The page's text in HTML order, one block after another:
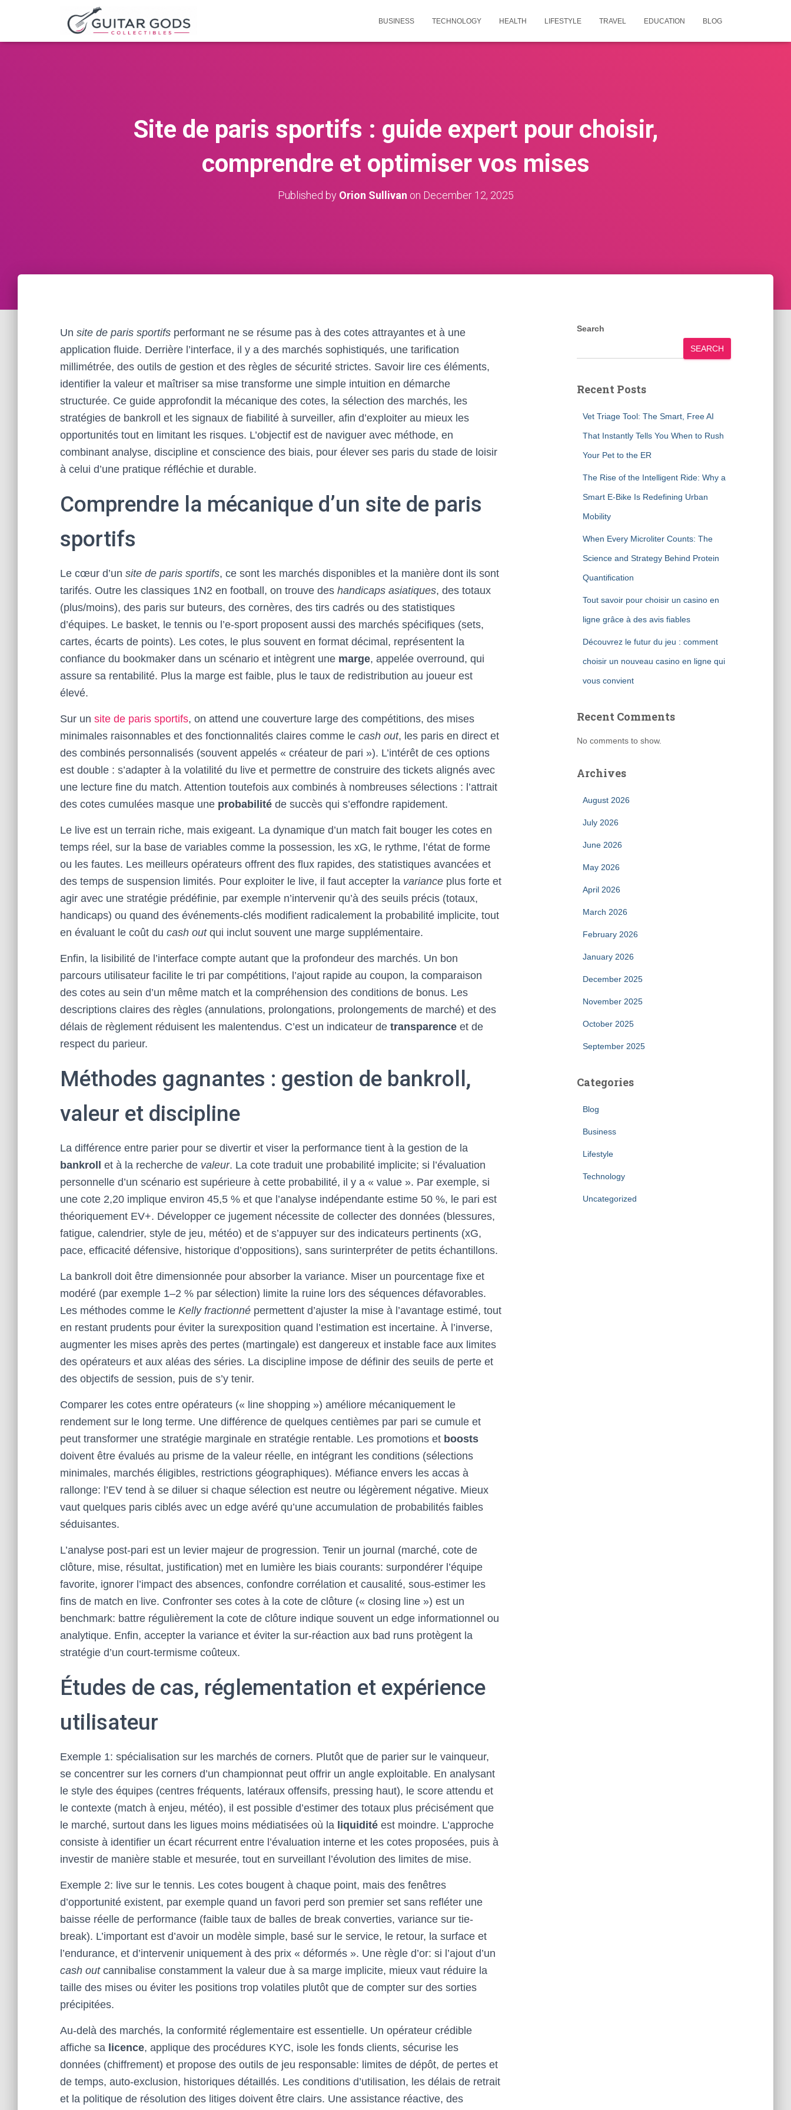
BUSINESS TECHNOLOGY HEALTH LIFESTYLE TRAVEL EDUCATION BLOG
Site de paris sportifs : guide expert pour choisir,
comprendre et optimiser vos mises
Published by Orion Sullivan on December 12, 2025
Un site de paris sportifs performant ne se résume pas à des cotes attrayantes et à une
application fluide. Derrière l’interface, il y a des marchés sophistiqués, une tarification
millimétrée, des outils de gestion et des règles de sécurité strictes. Savoir lire ces éléments,
identifier la valeur et maîtriser sa mise transforme une simple intuition en démarche
structurée. Ce guide approfondit la mécanique des cotes, la sélection des marchés, les
stratégies de bankroll et les signaux de fiabilité à surveiller, afin d’exploiter au mieux les
opportunités tout en limitant les risques. L’objectif est de naviguer avec méthode, en
combinant analyse, discipline et conscience des biais, pour élever ses paris du stade de loisir
à celui d’une pratique réfléchie et durable.
Comprendre la mécanique d’un site de paris
sportifs
Le cœur d’un site de paris sportifs, ce sont les marchés disponibles et la manière dont ils sont
tarifés. Outre les classiques 1N2 en football, on trouve des handicaps asiatiques, des totaux
(plus/moins), des paris sur buteurs, des cornères, des tirs cadrés ou des statistiques
d’équipes. Le basket, le tennis ou l’e-sport proposent aussi des marchés spécifiques (sets,
cartes, écarts de points). Les cotes, le plus souvent en format décimal, représentent la
confiance du bookmaker dans un scénario et intègrent une marge, appelée overround, qui
assure sa rentabilité. Plus la marge est faible, plus le taux de redistribution au joueur est
élevé.
Sur un site de paris sportifs, on attend une couverture large des compétitions, des mises
minimales raisonnables et des fonctionnalités claires comme le cash out, les paris en direct et
des combinés personnalisés (souvent appelés « créateur de pari »). L’intérêt de ces options
est double : s’adapter à la volatilité du live et permettre de construire des tickets alignés avec
une lecture fine du match. Attention toutefois aux combinés à nombreuses sélections : l’attrait
des cotes cumulées masque une probabilité de succès qui s’effondre rapidement.
Le live est un terrain riche, mais exigeant. La dynamique d’un match fait bouger les cotes en
temps réel, sur la base de variables comme la possession, les xG, le rythme, l’état de forme
ou les fautes. Les meilleurs opérateurs offrent des flux rapides, des statistiques avancées et
des temps de suspension limités. Pour exploiter le live, il faut accepter la variance plus forte et
agir avec une stratégie prédéfinie, par exemple n’intervenir qu’à des seuils précis (totaux,
handicaps) ou quand des événements-clés modifient radicalement la probabilité implicite, tout
en évaluant le coût du cash outqui inclut souvent une marge supplémentaire.
Enfin, la lisibilité de l’interface compte autant que la profondeur des marchés. Un bon
parcours utilisateur facilite le tri par compétitions, l’ajout rapide au coupon, la comparaison
des cotes au sein d’un même match et la compréhension des conditions de bonus. Les
descriptions claires des règles (annulations, prolongations, prolongements de marché) et des
délais de règlement réduisent les malentendus. C’est un indicateur de transparence et de
respect du parieur.
Méthodes gagnantes : gestion de bankroll,
valeur et discipline
La différence entre parier pour se divertir et viser la performance tient à la gestion de la
bankroll
et à la recherche de valeur. La cote traduit une probabilité implicite; si l’évaluation
personnelle d’un scénario est supérieure à cette probabilité, il y a « value ». Par exemple, si
une cote 2,20 implique environ 45,5 % et que l’analyse indépendante estime 50 %, le pari est
théoriquement EV+. Développer ce jugement nécessite de collecter des données (blessures,
fatigue, calendrier, style de jeu, météo) et de s’appuyer sur des indicateurs pertinents (xG,
pace, efficacité défensive, historique d’oppositions), sans surinterpréter de petits échantillons.
La bankroll doit être dimensionnée pour absorber la variance. Miser un pourcentage fixe et
modéré (par exemple 1–2 % par sélection) limite la ruine lors des séquences défavorables.
Les méthodes comme le Kelly fractionné permettent d’ajuster la mise à l’avantage estimé, tout
en restant prudents pour éviter la surexposition quand l’estimation est incertaine. À l’inverse,
augmenter les mises après des pertes (martingale) est dangereux et instable face aux limites
des opérateurs et aux aléas des séries. La discipline impose de définir des seuils de perte et
des objectifs de session, puis de s’y tenir.
Comparer les cotes entre opérateurs (« line shopping ») améliore mécaniquement le
rendement sur le long terme. Une différence de quelques centièmes par pari se cumule et
peut transformer une stratégie marginale en stratégie rentable. Les promotions et boosts
doivent être évalués au prisme de la valeur réelle, en intégrant les conditions (sélections
minimales, marchés éligibles, restrictions géographiques). Méfiance envers les accas à
rallonge: l’EV tend à se diluer si chaque sélection est neutre ou légèrement négative. Mieux
vaut quelques paris ciblés avec un edge avéré qu’une accumulation de probabilités faibles
séduisantes.
L’analyse post-pari est un levier majeur de progression. Tenir un journal (marché, cote de
clôture, mise, résultat, justification) met en lumière les biais courants: surpondérer l’équipe
favorite, ignorer l’impact des absences, confondre corrélation et causalité, sous-estimer les
fins de match en live. Confronter ses cotes à la cote de clôture (« closing line ») est un
benchmark: battre régulièrement la cote de clôture indique souvent un edge informationnel ou
analytique. Enfin, accepter la variance et éviter la sur-réaction aux bad runs protègent la
stratégie d’un court-termisme coûteux.
Études de cas, réglementation et expérience
utilisateur
Exemple 1: spécialisation sur les marchés de corners. Plutôt que de parier sur le vainqueur,
se concentrer sur les corners d’un championnat peut offrir un angle exploitable. En analysant
le style des équipes (centres fréquents, latéraux offensifs, pressing haut), le score attendu et
le contexte (match à enjeu, météo), il est possible d’estimer des totaux plus précisément que
le marché, surtout dans les ligues moins médiatisées où la liquidité est moindre. L’approche
consiste à identifier un écart récurrent entre l’évaluation interne et les cotes proposées, puis à
investir de manière stable et mesurée, tout en surveillant l’évolution des limites de mise.
Exemple 2: live sur le tennis. Les cotes bougent à chaque point, mais des fenêtres
d’opportunité existent, par exemple quand un favori perd son premier set sans refléter une
baisse réelle de performance (faible taux de balles de break converties, variance sur tie-
break). L’important est d’avoir un modèle simple, basé sur le service, le retour, la surface et
l’endurance, et d’intervenir uniquement à des prix « déformés ». Une règle d’or: si l’ajout d’un
cash outcannibalise constamment la valeur due à sa marge implicite, mieux vaut réduire la
taille des mises ou éviter les positions trop volatiles plutôt que de compter sur des sorties
précipitées.
Au-delà des marchés, la conformité réglementaire est essentielle. Un opérateur crédible
affiche sa licence, applique des procédures KYC, isole les fonds clients, sécurise les
données (chiffrement) et propose des outils de jeu responsable: limites de dépôt, de pertes et
de temps, auto-exclusion, historiques détaillés. Les conditions d’utilisation, les délais de retrait
et la politique de résolution des litiges doivent être clairs. Une assistance réactive, des
Search
SEARCH
Recent Posts
Vet Triage Tool: The Smart, Free AI
That Instantly Tells You When to Rush
Your Pet to the ER
The Rise of the Intelligent Ride: Why a
Smart E-Bike Is Redefining Urban
Mobility
When Every Microliter Counts: The
Science and Strategy Behind Protein
Quantification
Tout savoir pour choisir un casino en
ligne grâce à des avis fiables
Découvrez le futur du jeu : comment
choisir un nouveau casino en ligne qui
vous convient
Recent Comments
No comments to show.
Archives
August 2026
July 2026
June 2026
May 2026
April 2026
March 2026
February 2026
January 2026
December 2025
November 2025
October 2025
September 2025
Categories
Blog
Business
Lifestyle
Technology
Uncategorized